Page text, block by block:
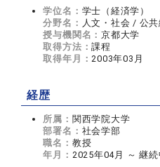
学位名： 学士（経済学）
分野名： 人文・社会 / 公
授与機関名：京都大学
取得方法：課程
取得年月：2003年03月
経歴
所属： 関西学院大学
部署名： 社会学部
職名： 教授
年月： 2025年04月 ～ 継続